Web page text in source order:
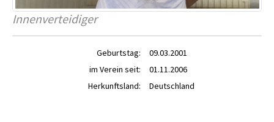
Innenverteidiger
Geburtstag:
09.03.2001
im Verein seit:
01.11.2006
Herkunftsland:
Deutschland